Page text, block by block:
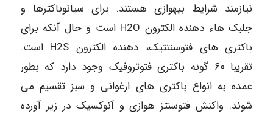
نیازمند شرایط بیهوازی هستند. برای سیانوباکترها و
جلبک هاء دهنده الکترون H2O است و حال آنکه برای
باکتری های فتوسنتتیک، دهنده الکترون H2S است.
تقریبا ۶۰ گونه باکتری فتوتروفیک وجود دارد که بطور
عمده به انواع باکتری های ارغوانی و سبز تقسیم می
شوند. واکنش فتوسنتز هوازی و آنوکسیک در زیر آورده